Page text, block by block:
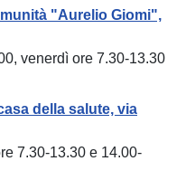
"Aurelio Giomi",
venerdì ore 7.30-13.30
della salute, via
7.30-13.30 e 14.00-